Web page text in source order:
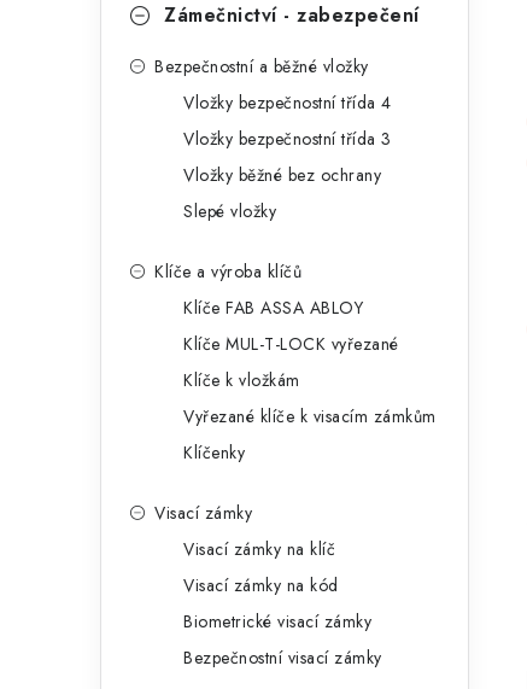
Zámečnictví - zabezpečení
Bezpečnostní a běžné vložky
Vložky bezpečnostní třída 4
Vložky bezpečnostní třída 3
Vložky běžné bez ochrany
Slepé vložky
Klíče a výroba klíčů
Klíče FAB ASSA ABLOY
Klíče MUL-T-LOCK vyřezané
Klíče k vložkám
Vyřezané klíče k visacím zámkům
Klíčenky
Visací zámky
Visací zámky na klíč
Visací zámky na kód
Biometrické visací zámky
Bezpečnostní visací zámky